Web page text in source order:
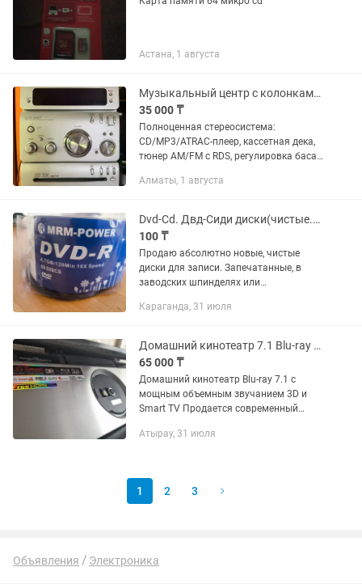
Астана, 1 августа
Музыкальный центр с колонками и пультом Sony CMT-GPZ7 Micro Hi-Fi, 2005
35 000 ₸
Полноценная стереосистема:
CD/MP3/ATRAC-плеер, кассетная дека,
тюнер AM/FM с RDS, регулировка баса
будильник по музыке. В комплекте —
Алматы, 1 августа
Dvd-Cd. Двд-Сиди диски(чистые.розница)
100 ₸
Продаю абсолютно новые, чистые
диски для записи. Запечатанные, в
заводских шпинделях или
Идеальное состояние, поверхность без
Караганда, 31 июля
Домашний кинотеатр 7.1 Blu-ray 3D со SMART TV мощность 1 200 V
65 000 ₸
Домашний кинотеатр Blu-ray 7.1 с
мощным объемным звучанием 3D и
Smart TV Продается современный
уровня с поддержкой Blu-ray 3D,
Атырау, 31 июля
1 2 3
Объявления Электроника